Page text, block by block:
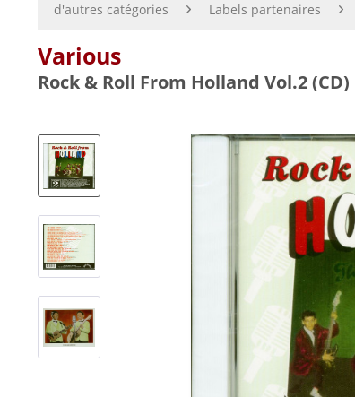
d'autres catégories Labels partenaires
Various
Rock & Roll From Holland Vol.2 (CD)